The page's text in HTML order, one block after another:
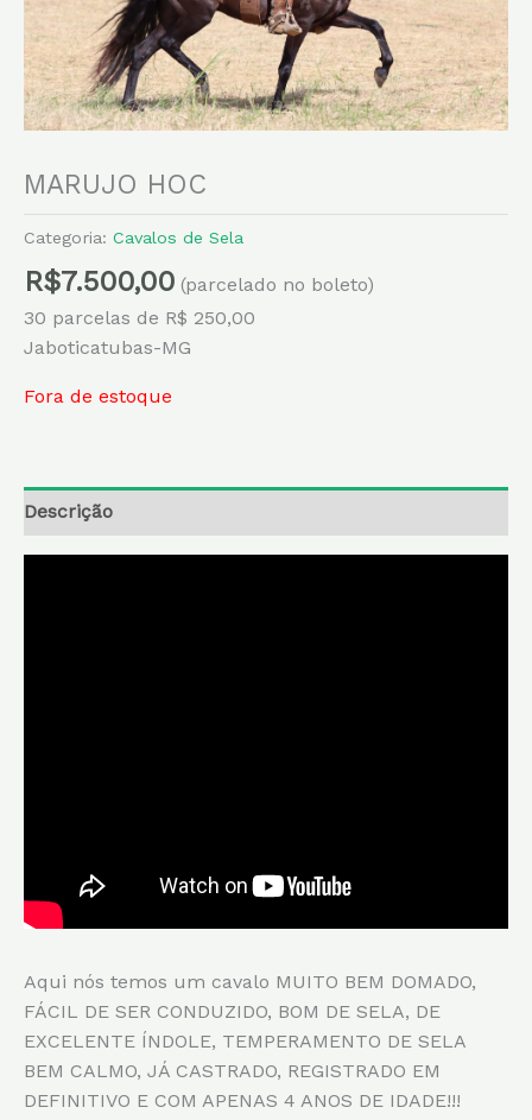
MARUJO HOC
Categoria: Cavalos de Sela
R$7.500,00 (parcelado no boleto)
30 parcelas de R$ 250,00
Jaboticatubas-MG
Fora de estoque
Descrição
Aqui nós temos um cavalo MUITO BEM DOMADO,
FÁCIL DE SER CONDUZIDO, BOM DE SELA, DE
EXCELENTE ÍNDOLE, TEMPERAMENTO DE SELA
BEM CALMO, JÁ CASTRADO, REGISTRADO EM
DEFINITIVO E COM APENAS 4 ANOS DE IDADE!!!